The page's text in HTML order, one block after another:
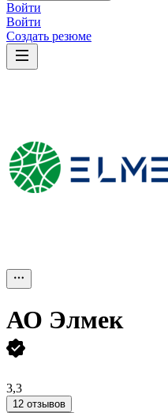
Войти
Войти
Создать резюме
АО Элмек
3,3
12 отзывов